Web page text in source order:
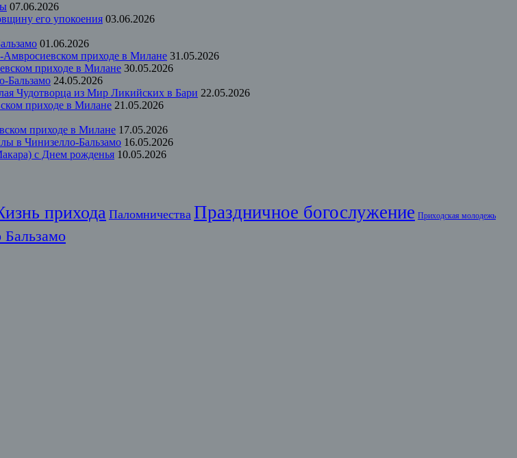
07.06.2026
его упокоения 03.06.2026
01.06.2026
Амвросиевском приходе в Милане 31.05.2026
приходе в Милане 30.05.2026
Бальзамо 24.05.2026
Чудотворца из Мир Ликийских в Бари 22.05.2026
приходе в Милане 21.05.2026
приходе в Милане 17.05.2026
в Чинизелло-Бальзамо 16.05.2026
с Днем рожденья 10.05.2026
прихода Паломничества Праздничное богослужение Приходская молодежь